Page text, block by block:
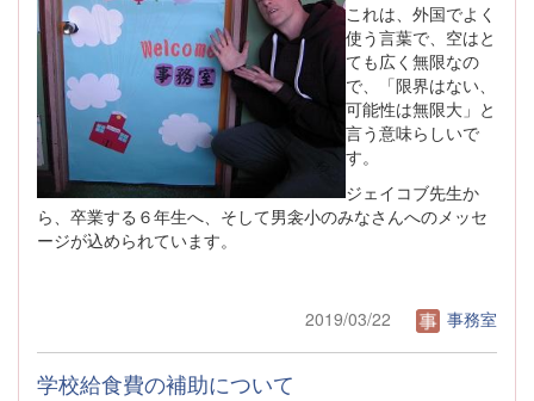
これは、外国でよく
使う言葉で、空はと
ても広く無限なの
で、「限界はない、
可能性は無限大」と
言う意味らしいで
す。
ジェイコブ先生か
ら、卒業する６年生へ、そして男衾小のみなさんへのメッセ
ージが込められています。
2019/03/22 事務室
学校給食費の補助について